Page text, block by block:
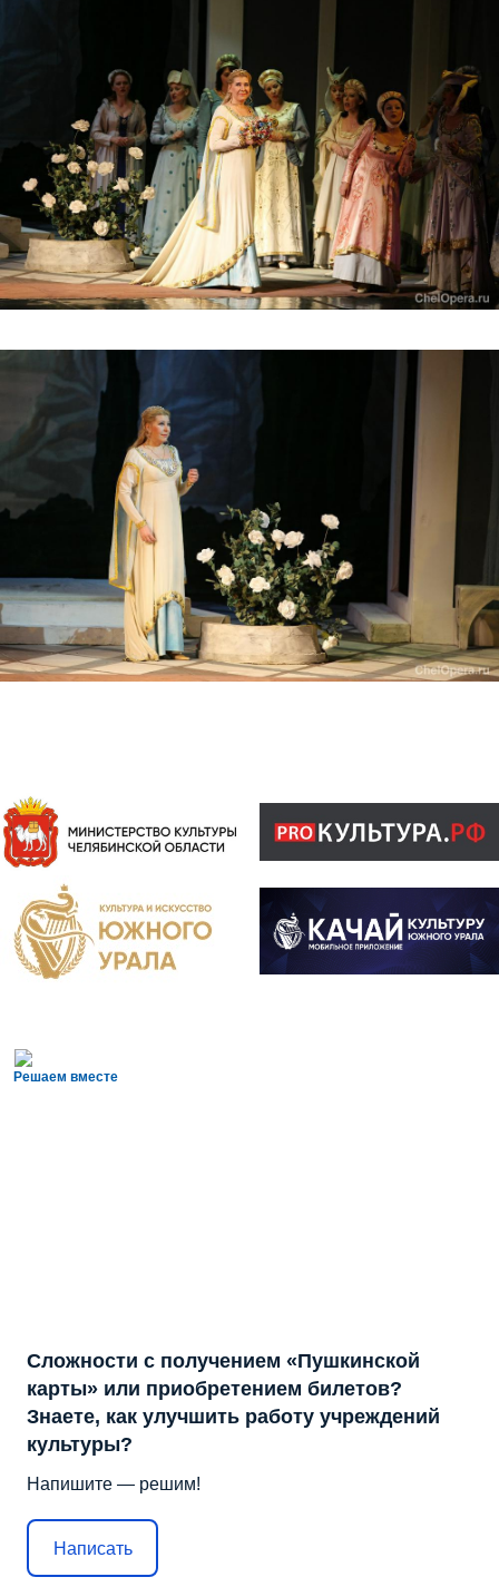
Решаем вместе
Сложности с получением «Пушкинской
карты» или приобретением билетов?
Знаете, как улучшить работу учреждений
культуры?
Напишите — решим!
Написать